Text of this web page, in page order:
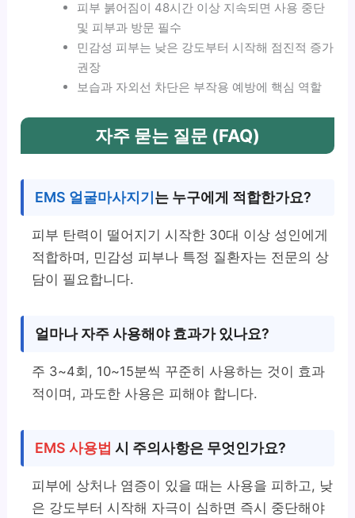
피부 붉어짐이 48시간 이상 지속되면 사용 중단
및 피부과 방문 필수
민감성 피부는 낮은 강도부터 시작해 점진적 증가
권장
보습과 자외선 차단은 부작용 예방에 핵심 역할
자주 묻는 질문 (FAQ)
EMS 얼굴마사지기 는 누구에게 적합한가요?
피부 탄력이 떨어지기 시작한 30대 이상 성인에게
적합하며, 민감성 피부나 특정 질환자는 전문의 상
담이 필요합니다.
얼마나 자주 사용해야 효과가 있나요?
주 3~4회, 10~15분씩 꾸준히 사용하는 것이 효과
적이며, 과도한 사용은 피해야 합니다.
EMS 사용법 시 주의사항은 무엇인가요?
피부에 상처나 염증이 있을 때는 사용을 피하고, 낮
은 강도부터 시작해 자극이 심하면 즉시 중단해야